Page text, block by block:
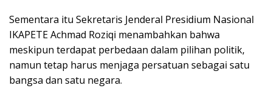
Sementara itu Sekretaris Jenderal Presidium Nasional
IKAPETE Achmad Roziqi menambahkan bahwa
meskipun terdapat perbedaan dalam pilihan politik,
namun tetap harus menjaga persatuan sebagai satu
bangsa dan satu negara.